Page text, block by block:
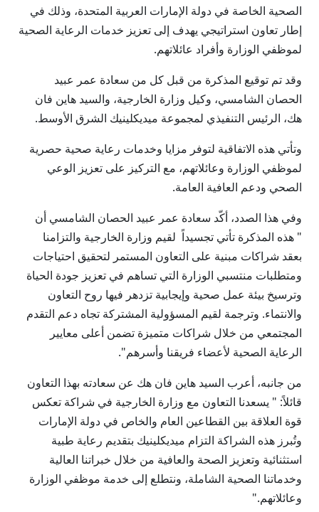
الصحية الخاصة في دولة الإمارات العربية المتحدة، وذلك في
إطار تعاون استراتيجي يهدف إلى تعزيز خدمات الرعاية الصحية
لموظفي الوزارة وأفراد عائلاتهم.
وقد تم توقيع المذكرة من قبل كل من سعادة عمر عبيد
الحصان الشامسي، وكيل وزارة الخارجية، والسيد هاين فان
هك، الرئيس التنفيذي لمجموعة ميديكلينيك الشرق الأوسط.
وتأتي هذه الاتفاقية لتوفر مزايا وخدمات رعاية صحية حصرية
لموظفي الوزارة وعائلاتهم، مع التركيز على تعزيز الوعي
الصحي ودعم العافية العامة.
وفي هذا الصدد، أكّد سعادة عمر عبيد الحصان الشامسي أن
" هذه المذكرة تأتي تجسيداً لقيم وزارة الخارجية والتزامنا
بعقد شراكات مبنية على التعاون المستمر لتحقيق احتياجات
ومتطلبات منتسبي الوزارة التي تساهم في تعزيز جودة الحياة
وترسيخ بيئة عمل صحية وإيجابية تزدهر فيها روح التعاون
والانتماء. وترجمة لقيم المسؤولية المشتركة تجاه دعم التقدم
المجتمعي من خلال شراكات متميزة تضمن أعلى معايير
الرعاية الصحية لأعضاء فريقنا وأسرهم".
من جانبه، أعرب السيد هاين فان هك عن سعادته بهذا التعاون
قائلاً: " يسعدنا التعاون مع وزارة الخارجية في شراكة تعكس
قوة العلاقة بين القطاعين العام والخاص في دولة الإمارات
وتُبرز هذه الشراكة التزام ميديكلينيك بتقديم رعاية طبية
استثنائية وتعزيز الصحة والعافية من خلال خبراتنا العالية
وخدماتنا الصحية الشاملة، ونتطلع إلى خدمة موظفي الوزارة
وعائلاتهم."